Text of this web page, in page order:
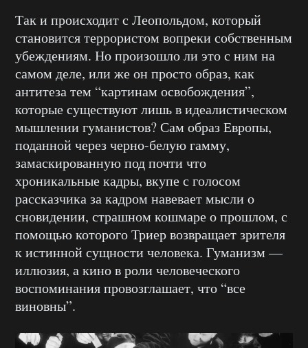
Так и происходит с Леопольдом, который
становится террористом вопреки собственным
убеждениям. Но произошло ли это с ним на
самом деле, или же он просто образ, как
антитеза тем “картинам освобождения”,
которые существуют лишь в идеалистическом
мышлении гуманистов? Сам образ Европы,
поданной через черно-белую гамму,
замаскированную под почти что
хроникальные кадры, вкупе с голосом
рассказчика за кадром навевает мысли о
сновидении, страшном кошмаре о прошлом, с
помощью которого Триер возвращает зрителя
к истинной сущности человека. Гуманизм —
иллюзия, а кино в роли человеческого
воспоминания провозглашает, что “все
виновны”.